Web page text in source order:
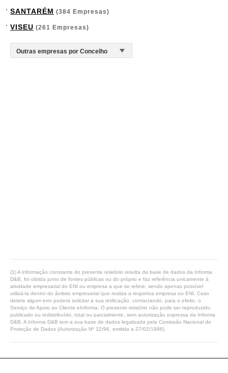
SANTARÉM (384 Empresas)
VISEU (261 Empresas)
(1) A informação constante do presente relatório resulta da base de dados da Informa
D&B, foi obtida junto de fontes públicas ou do próprio e faz referência unicamente à
atividade empresarial do ENI ou empresa a que se refere, sendo apenas possível
utilizá-la dentro do âmbito empresarial que realiza a respetiva empresa ou ENI. Caso
detete algum erro poderá solicitar a sua retificação, contactando, para o efeito, o
Serviço de Apoio ao Cliente eInforma. O presente relatório não pode ser reproduzido,
publicado ou redistribuído, total ou parcialmente, sem autorização expressa da Informa
D&B. A Informa D&B tem a sua base de dados legalizada pela Comissão Nacional de
Proteção de Dados (Autorização Nº 32/96, emitida a 27/02/1996).